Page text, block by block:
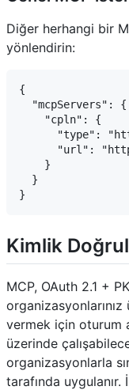
Diğer herhangi bir
yönlendirin:
{
  "mcpServers": {
    "cpln": {
"type":
"url":
    }
  }
Kimlik
MCP, OAuth 2.1 +
vermek için oturum
üzerinde
organizasyonlarla
tarafında